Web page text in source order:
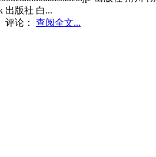
出版社 白...
评论： 查阅全文...